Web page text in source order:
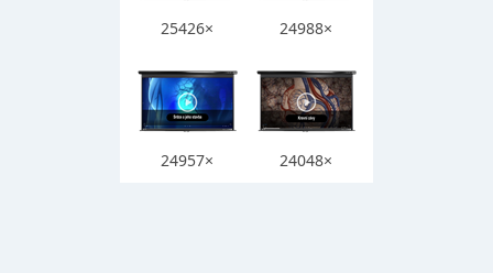
25426× 24988×
24957× 24048×